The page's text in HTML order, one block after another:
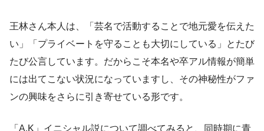
王林さん本人は、「芸名で活動することで地元愛を伝えた
い」「プライベートを守ることも大切にしている」とたび
たび公言しています。だからこそ本名や卒アル情報が簡単
には出てこない状況になっていますし、その神秘性がファ
ンの興味をさらに引き寄せている形です。
「A.K」イニシャル説について調べてみると、同時期に青